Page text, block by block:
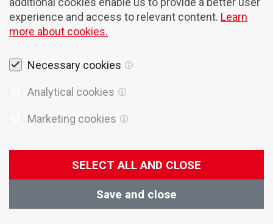
experience and access to relevant content. Learn
more about cookies.
Necessary cookies
Analytical cookies
Marketing cookies
SELECT ALL AND CLOSE
Save and close